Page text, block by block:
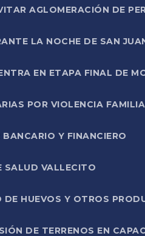
AGLOMERACIÓN DE
LA NOCHE DE SAN
EN ETAPA FINAL DE
POR VIOLENCIA
Y FINANCIERO
SALUD VALLECITO
HUEVOS Y OTROS
DE TERRENOS EN